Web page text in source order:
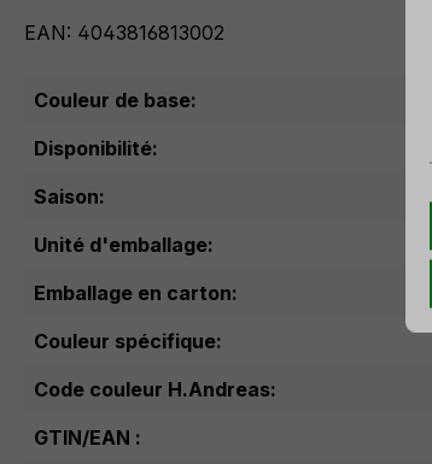
EAN: 4043816813002
Couleur de base:
Disponibilité:
Saison:
Unité d'emballage:
Emballage en carton:
Couleur spécifique:
Code couleur H.Andreas:
GTIN/EAN :